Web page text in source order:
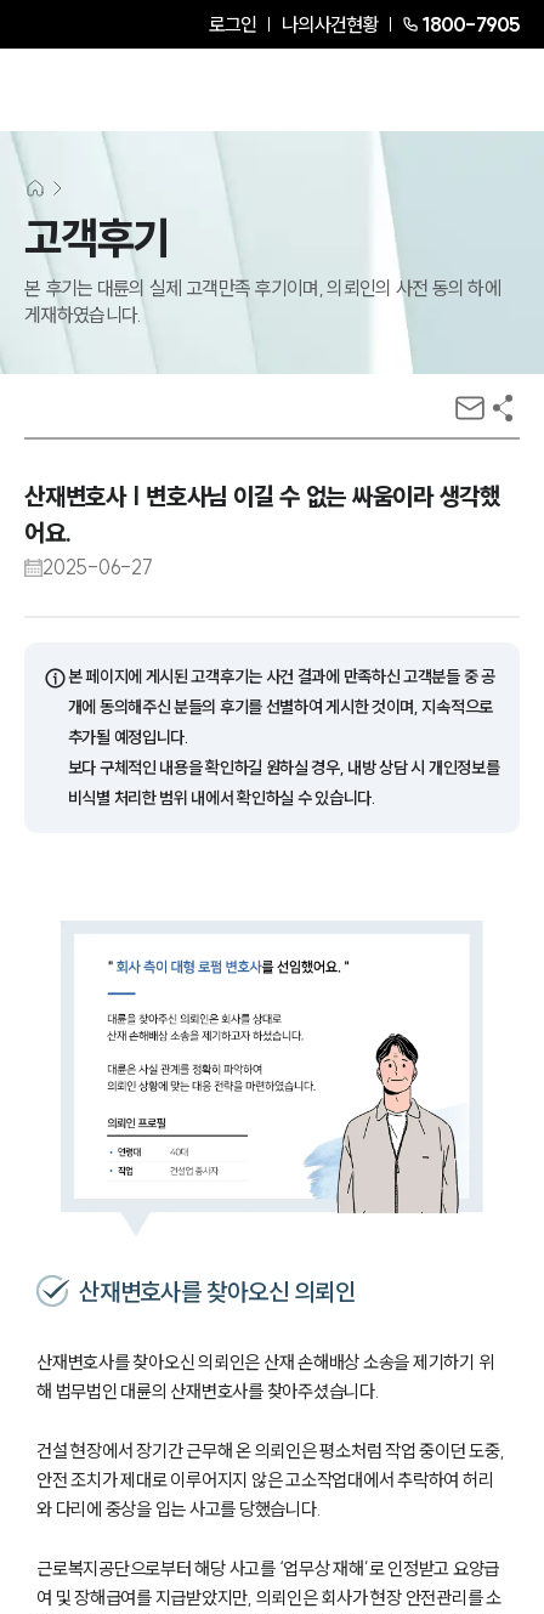
로그인 나의사건현황 1800-7905
고객후기
본 후기는 대륜의 실제 고객만족 후기이며, 의뢰인의 사전 동의 하에
게재하였습니다.
산재변호사 | 변호사님 이길 수 없는 싸움이라 생각했
어요.
2025-06-27
ⓘ본 페이지에 게시된 고객후기는 사건 결과에 만족하신 고객분들 중 공
개에 동의해주신 분들의 후기를 선별하여 게시한 것이며, 지속적으로
추가될 예정입니다.
보다 구체적인 내용을 확인하길 원하실 경우, 내방 상담 시 개인정보를
비식별 처리한 범위 내에서 확인하실 수 있습니다.
산재변호사를 찾아오신 의뢰인
산재변호사를 찾아오신 의뢰인은 산재 손해배상 소송을 제기하기 위
해 법무법인 대륜의 산재변호사를 찾아주셨습니다.
건설 현장에서 장기간 근무해 온 의뢰인은 평소처럼 작업 중이던 도중,
안전 조치가 제대로 이루어지지 않은 고소작업대에서 추락하여 허리
와 다리에 중상을 입는 사고를 당했습니다.
근로복지공단으로부터 해당 사고를 ‘업무상 재해’로 인정받고 요양급
여 및 장해급여를 지급받았지만, 의뢰인은 회사가 현장 안전관리를 소